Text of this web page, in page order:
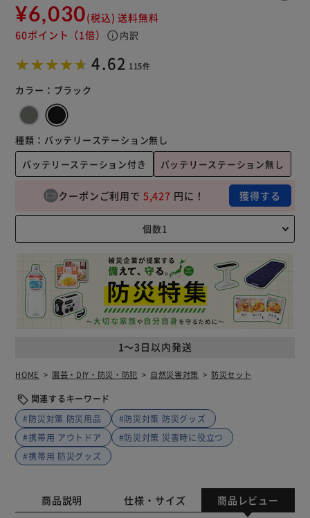
¥6,030(税込) 送料無料
60ポイント （1倍） info 内訳
4.62 115件
カラー： ブラック
種類： バッテリーステーション無し
バッテリーステーション付き
バッテリーステーション無し
1～3日以内発送
クーポンご利用で 5,427 円に！ 獲得する
HOME 園芸・DIY・防災・防犯 自然災害対策 防災セット
関連するキーワード
#防災対策 防災用品
#防災対策 防災グッズ
#携帯用 アウトドア
#防災対策 災害時に役立つ
#携帯用 防災グッズ
商品説明 仕様・サイズ 商品レビュー
※ご確認ください
カートに入れる